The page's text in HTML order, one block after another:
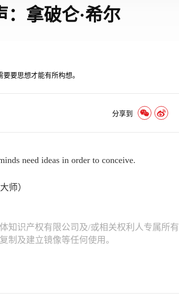
拿破仑·希尔
要思想才能有所构想。
分享到
need ideas in order to conceive.
师）
知识产权有限公司及/或相关权利人专属所有
制及建立镜像等任何使用。